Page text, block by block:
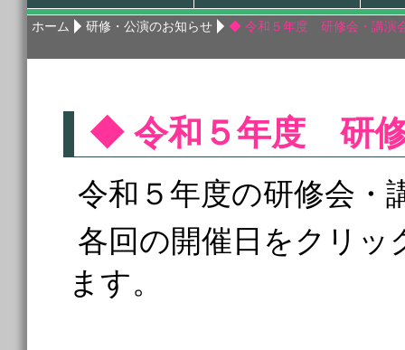
ホーム 研修・公演のお知らせ ◆ 令和５年度 研修会・講演
◆ 令和５年度 研
令和５年度の研修会
各回の開催日をクリ
ます。